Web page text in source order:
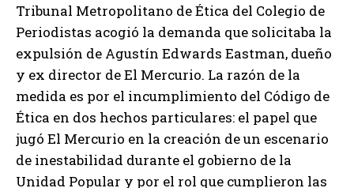
Tribunal Metropolitano de Ética del Colegio de
Periodistas acogió la demanda que solicitaba la
expulsión de Agustín Edwards Eastman, dueño
y ex director de El Mercurio. La razón de la
medida es por el incumplimiento del Código de
Ética en dos hechos particulares: el papel que
jugó El Mercurio en la creación de un escenario
de inestabilidad durante el gobierno de la
Unidad Popular y por el rol que cumplieron las